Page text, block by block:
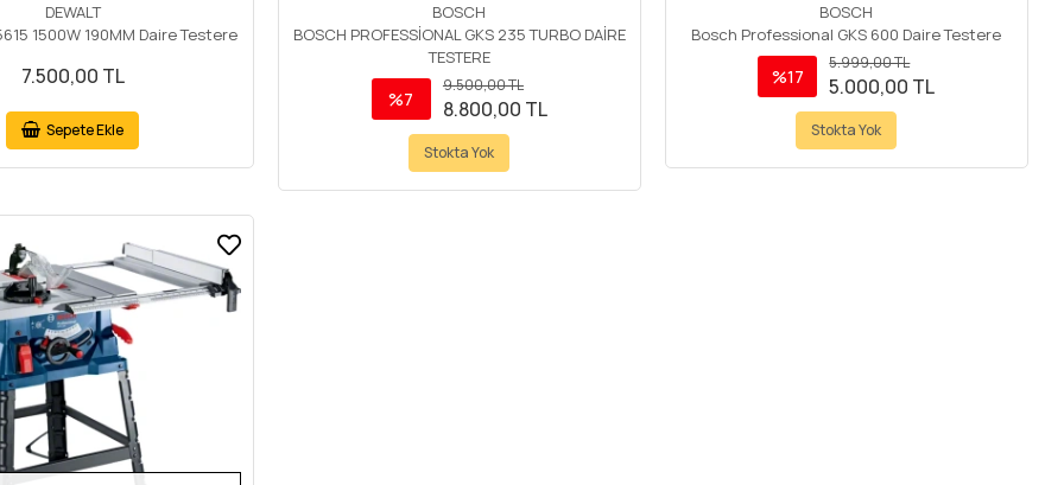
DEWALT
1500W 190MM Daire Testere
7.500,00 TL
Sepete Ekle
BOSCH
BOSCH PROFESSİONAL GKS 235 TURBO DAİRE
TESTERE
%7
9.500,00 TL
8.800,00 TL
Stokta Yok
BOSCH
Bosch Professional GKS 600 Daire Testere
%17
5.999,00 TL
5.000,00 TL
Stokta Yok